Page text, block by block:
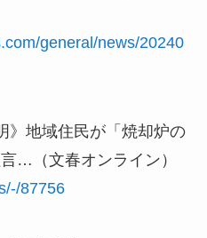
general/news/20240
》地域住民が「焼却炉の
…（文春オンライン）
87756